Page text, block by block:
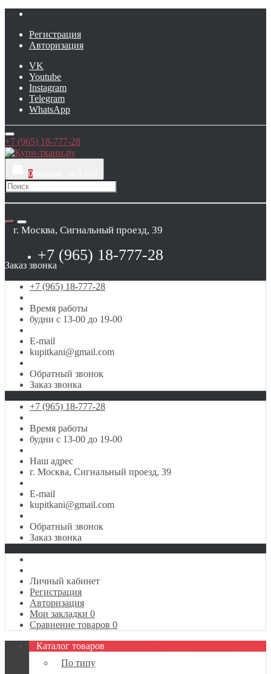
Регистрация
Авторизация
VK
Youtube
Instagram
Telegram
WhatsApp
+7 (965) 18-777-28
0
г. Москва, Сигнальный проезд, 39
+7 (965) 18-777-28
Заказ звонка
+7 (965) 18-777-28
Время работы
будни с 13-00 до 19-00
E-mail
kupitkani@gmail.com
Обратный звонок
Заказ звонка
+7 (965) 18-777-28
Время работы
будни с 13-00 до 19-00
Наш адрес
г. Москва, Сигнальный проезд, 39
E-mail
kupitkani@gmail.com
Обратный звонок
Заказ звонка
Личный кабинет
Регистрация
Авторизация
Мои закладки 0
Сравнение товаров 0
Каталог товаров
По типу